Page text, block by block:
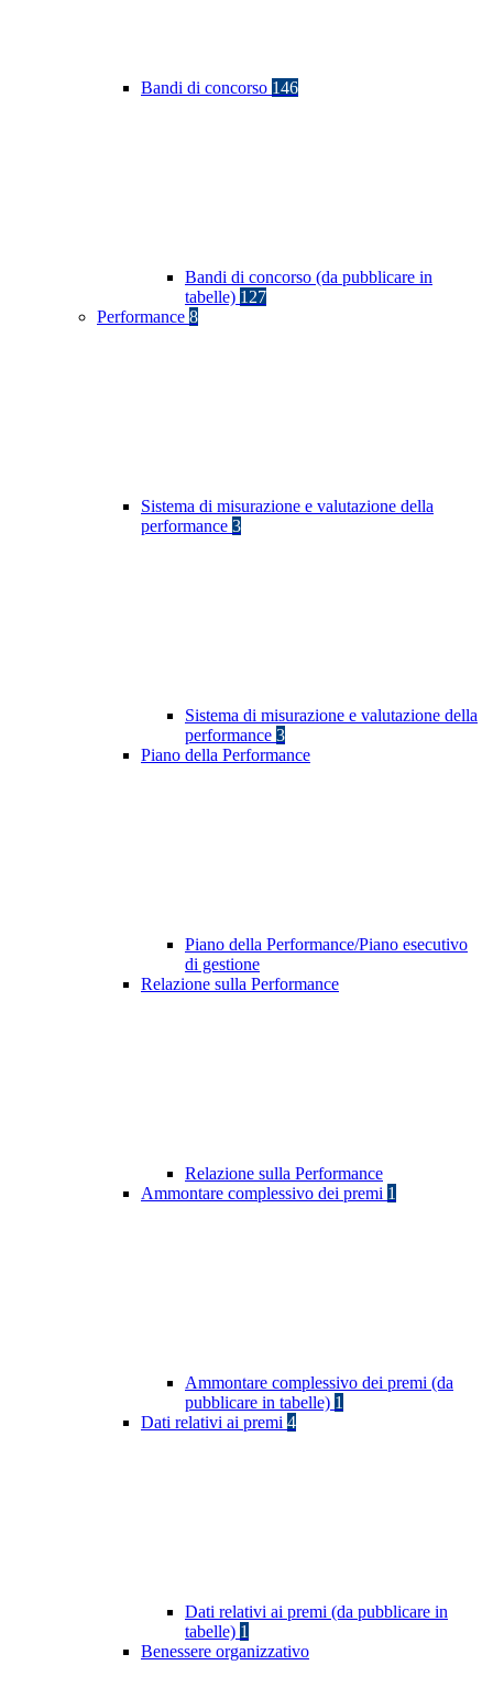
Bandi di concorso 146
Bandi di concorso (da pubblicare in
tabelle) 127
Performance 8
Sistema di misurazione e valutazione della
performance 3
Sistema di misurazione e valutazione della
performance 3
Piano della Performance
Piano della Performance/Piano esecutivo
di gestione
Relazione sulla Performance
Relazione sulla Performance
Ammontare complessivo dei premi 1
Ammontare complessivo dei premi (da
pubblicare in tabelle) 1
Dati relativi ai premi 4
Dati relativi ai premi (da pubblicare in
tabelle) 1
Benessere organizzativo